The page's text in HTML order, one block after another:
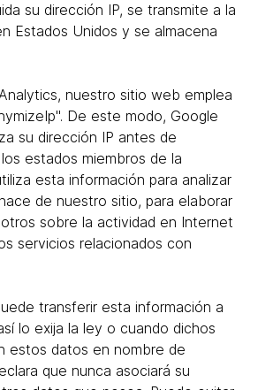
su dirección IP, se transmite a la
Estados Unidos y se almacena
nuestro sitio web emplea
De este modo, Google
su dirección IP antes de
estados miembros de la
esta información para analizar
de nuestro sitio, para elaborar
sobre la actividad en Internet
servicios relacionados con
transferir esta información a
lo exija la ley o cuando dichos
estos datos en nombre de
que nunca asociará su